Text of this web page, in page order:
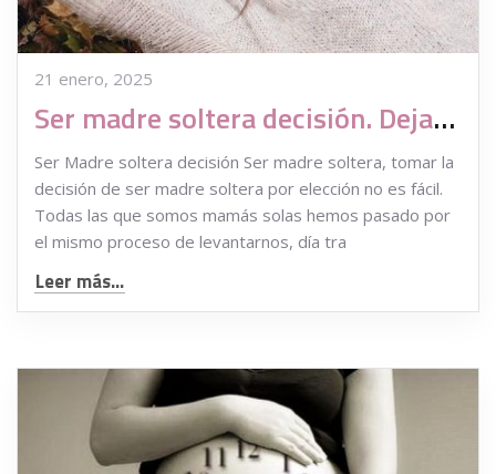
21 enero, 2025
Ser madre soltera decisión. Dejar de pensar y dar un paso más
Ser Madre soltera decisión Ser madre soltera, tomar la
decisión de ser madre soltera por elección no es fácil.
Todas las que somos mamás solas hemos pasado por
el mismo proceso de levantarnos, día tra
Leer más...